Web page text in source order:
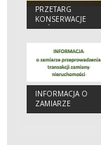
PRZETARG
KONSERWACJE
DRÓG W
INFORMACJA O
ZAMIARZE